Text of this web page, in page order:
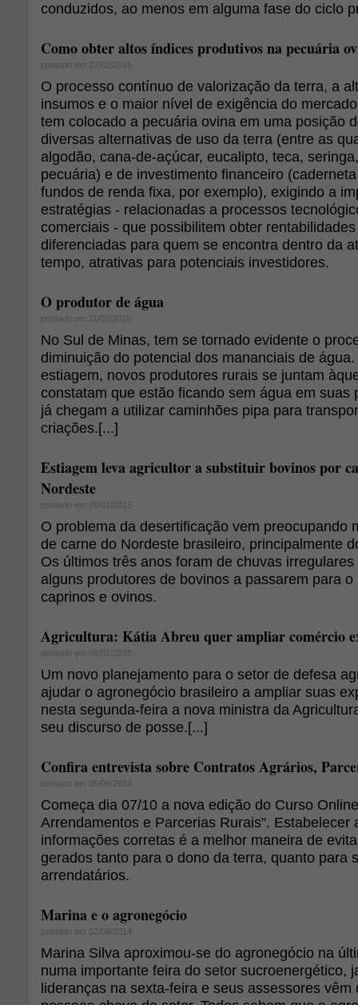
conduzidos, ao menos em alguma fase do ciclo
Como obter altos índices produtivos na pecuária
postado em 27/02/2015
O processo contínuo de valorização da terra, a
insumos e o maior nível de exigência do
tem colocado a pecuária ovina em uma posição
diversas alternativas de uso da terra (entre as
algodão, cana-de-açúcar, eucalipto, teca,
pecuária) e de investimento financeiro
fundos de renda fixa, por exemplo), exigindo a
estratégias - relacionadas a processos
comerciais - que possibilitem obter
diferenciadas para quem se encontra dentro da
tempo, atrativas para potenciais investidores.
O produtor de água
postado em 11/02/2015
No Sul de Minas, tem se tornado evidente o
diminuição do potencial dos mananciais de
estiagem, novos produtores rurais se juntam
constatam que estão ficando sem água em suas
já chegam a utilizar caminhões pipa para
criações.[...]
Estiagem leva agricultor a substituir bovinos por
Nordeste
postado em 26/01/2015
O problema da desertificação vem preocupando
de carne do Nordeste brasileiro, principalmente
Os últimos três anos foram de chuvas
alguns produtores de bovinos a passarem para
caprinos e ovinos.
Agricultura: Kátia Abreu quer ampliar comércio
postado em 06/01/2015
Um novo planejamento para o setor de defesa
ajudar o agronegócio brasileiro a ampliar suas
nesta segunda-feira a nova ministra da
seu discurso de posse.[...]
Confira entrevista sobre Contratos Agrários,
postado em 05/09/2014
Começa dia 07/10 a nova edição do Curso
Arrendamentos e Parcerias Rurais". Estabelecer
informações corretas é a melhor maneira de
gerados tanto para o dono da terra, quanto para
arrendatários.
Marina e o agronegócio
postado em 02/09/2014
Marina Silva aproximou-se do agronegócio na
numa importante feira do setor sucroenergético,
lideranças na sexta-feira e seus assessores vêm